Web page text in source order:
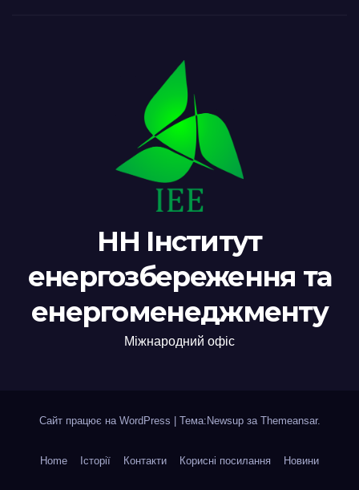
НН Інститут
енергозбереження та
енергоменеджменту
Міжнародний офіс
Сайт працює на WordPress | Тема:Newsup за Themeansar.
Home Історії Контакти Корисні посилання Новини